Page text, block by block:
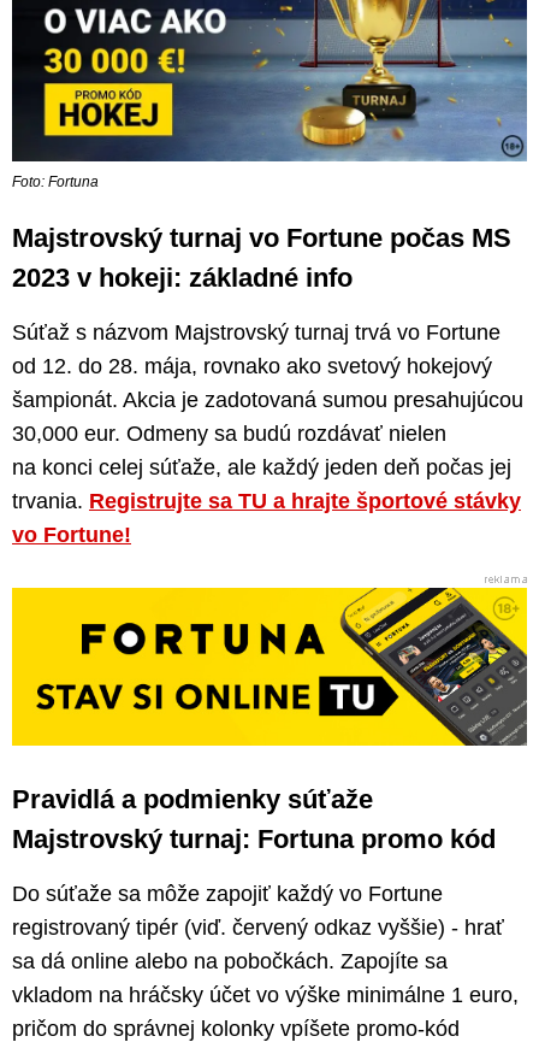
Foto: Fortuna
Majstrovský turnaj vo Fortune počas MS
2023 v hokeji: základné info
Súťaž s názvom Majstrovský turnaj trvá vo Fortune
od 12. do 28. mája, rovnako ako svetový hokejový
šampionát. Akcia je zadotovaná sumou presahujúcou
30,000 eur. Odmeny sa budú rozdávať nielen
na konci celej súťaže, ale každý jeden deň počas jej
trvania. Registrujte sa TU a hrajte športové stávky
vo Fortune!
Pravidlá a podmienky súťaže
Majstrovský turnaj: Fortuna promo kód
Do súťaže sa môže zapojiť každý vo Fortune
registrovaný tipér (viď. červený odkaz vyššie) - hrať
sa dá online alebo na pobočkách. Zapojíte sa
vkladom na hráčsky účet vo výške minimálne 1 euro,
pričom do správnej kolonky vpíšete promo-kód